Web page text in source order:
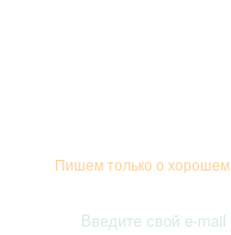
Пишем только о